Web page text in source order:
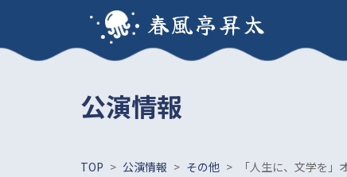
春風亭昇太
公演情報
TOP > 公演情報 > その他 > 「人生に、文学を